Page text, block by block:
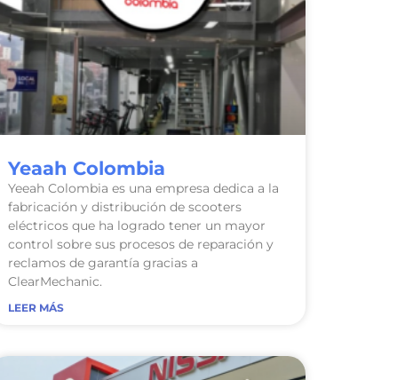
Yeaah Colombia
Yeeah Colombia es una empresa dedica a la
fabricación y distribución de scooters
eléctricos que ha logrado tener un mayor
control sobre sus procesos de reparación y
reclamos de garantía gracias a
ClearMechanic.
LEER MÁS